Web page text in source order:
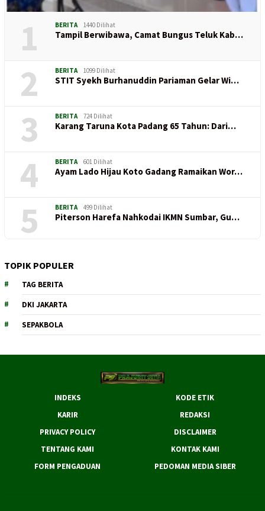
1 BERITA 1440 Dilihat
Tampil Berwibawa, Camat Bungus Teluk Kab…
2 BERITA 1099 Dilihat
STIT Syekh Burhanuddin Pariaman Gelar Wi…
3 BERITA 724 Dilihat
Karang Taruna Kota Padang 65 Tahun: Dari…
4 BERITA 601 Dilihat
Ayam Lado Hijau Koto Gadang Ramaikan Wor…
5 BERITA 499 Dilihat
Piterson Harefa Nahkodai IKMN Sumbar, Gu…
TOPIK POPULER
TAG BERITA
DKI JAKARTA
SEPAKBOLA
INDEKS
KODE ETIK
KARIR
REDAKSI
PRIVACY POLICY
DISCLAIMER
TENTANG KAMI
KONTAK KAMI
FORM PENGADUAN
PEDOMAN MEDIA SIBER